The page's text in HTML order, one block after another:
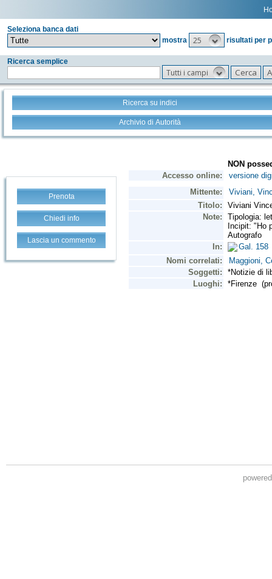
Seleziona banca dati
mostra
25 risultati per
Ricerca semplice
Tutti i campi
Ricerca su indici
Archivio di Autorità
Prenota
Chiedi info
Lascia un commento